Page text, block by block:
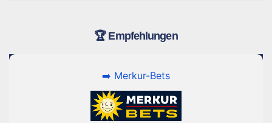
🏆 Empfehlungen
➡️ Merkur-Bets